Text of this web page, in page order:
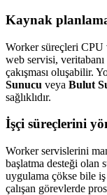
Kaynak
Worker süreçleri CPU
web servisi,
çakışması oluşabilir.
Sunucu veya Bulut
sağlıklıdır.
İşçi süreçlerini
Worker servislerini
başlatma desteği olan
uygulama çökse bile iş
çalışan görevlerde